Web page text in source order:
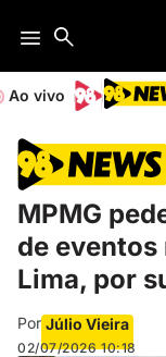
Ao vivo
MPMG
de eventos
Lima, por
Por Júlio Vieira
02/07/2026 10:18